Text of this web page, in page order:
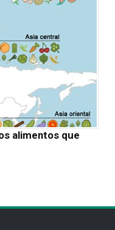
alimentos que